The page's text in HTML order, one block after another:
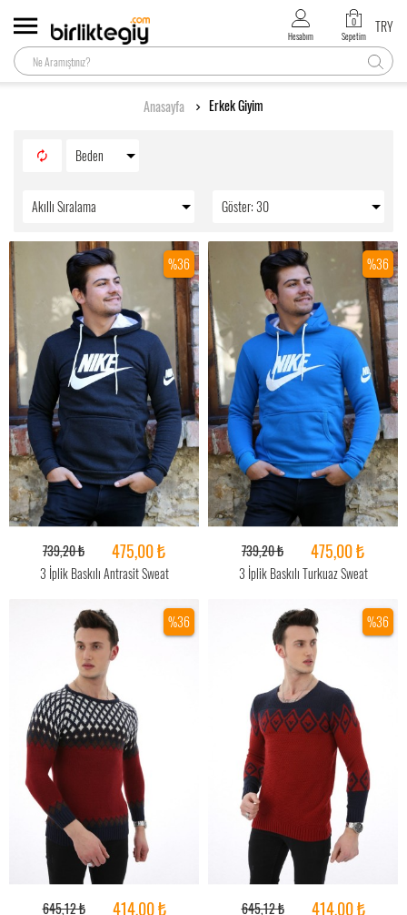
Hesabım
0
Sepetim
TRY
Anasayfa Erkek Giyim
Beden
Akıllı Sıralama Göster: 30
%36
739,20 ₺ 475,00 ₺
3 İplik Baskılı Antrasit Sweat
%36
739,20 ₺ 475,00 ₺
3 İplik Baskılı Turkuaz Sweat
%36
645,12 ₺ 414,00 ₺
%36
645,12 ₺ 414,00 ₺